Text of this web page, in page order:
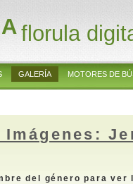
florula
GALERÍA MOTORES DE
del género para